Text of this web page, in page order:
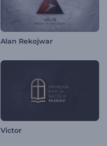
Alan Rekojwar
Victor